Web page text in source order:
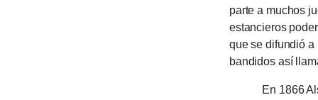
parte a muchos
estan­cieros
que se difun­dió a
bandi­dos así
En 1866